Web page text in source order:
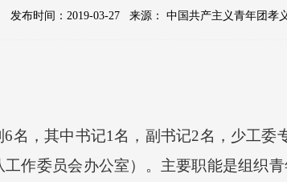
发布时间：2019-03-27 来源： 中国共产主义青年团孝
，其中书记1名，副书记2名，少工委
工作委员会办公室）。主要职能是组织